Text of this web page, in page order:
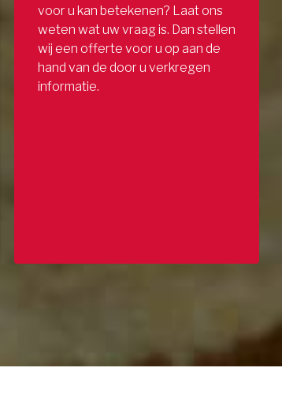
voor u kan betekenen? Laat ons
weten wat uw vraag is. Dan stellen
wij een offerte voor u op aan de
hand van de door u verkregen
informatie.